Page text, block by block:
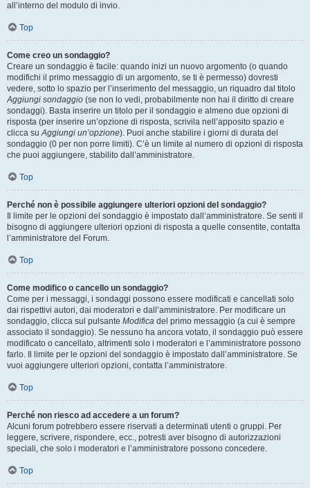
all’interno del modulo di invio.
Top
Come creo un sondaggio?
Creare un sondaggio è facile: quando inizi un nuovo argomento (o quando
modifichi il primo messaggio di un argomento, se ti è permesso) dovresti
vedere, sotto lo spazio per l’inserimento del messaggio, un riquadro dal titolo
Aggiungi sondaggio (se non lo vedi, probabilmente non hai il diritto di creare
sondaggi). Basta inserire un titolo per il sondaggio e almeno due opzioni di
risposta (per inserire un’opzione di risposta, scrivila nell’apposito spazio e
clicca suAggiungi un’opzione). Puoi anche stabilire i giorni di durata del
sondaggio (0 per non porre limiti). C’è un limite al numero di opzioni di risposta
che puoi aggiungere, stabilito dall’amministratore.
Top
Perché non è possibile aggiungere ulteriori opzioni del sondaggio?
Il limite per le opzioni del sondaggio è impostato dall’amministratore. Se senti il
bisogno di aggiungere ulteriori opzioni di risposta a quelle consentite, contatta
l’amministratore del Forum.
Top
Come modifico o cancello un sondaggio?
Come per i messaggi, i sondaggi possono essere modificati e cancellati solo
dai rispettivi autori, dai moderatori e dall’amministratore. Per modificare un
sondaggio, clicca sul pulsante Modifica del primo messaggio (a cui è sempre
associato il sondaggio). Se nessuno ha ancora votato, il sondaggio può essere
modificato o cancellato, altrimenti solo i moderatori e l’amministratore possono
farlo. Il limite per le opzioni del sondaggio è impostato dall’amministratore. Se
vuoi aggiungere ulteriori opzioni, contatta l’amministratore.
Top
Perché non riesco ad accedere a un forum?
Alcuni forum potrebbero essere riservati a determinati utenti o gruppi. Per
leggere, scrivere, rispondere, ecc., potresti aver bisogno di autorizzazioni
speciali, che solo i moderatori e l’amministratore possono concedere.
Top